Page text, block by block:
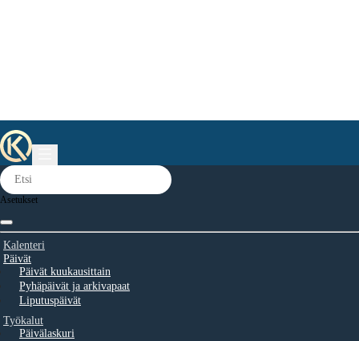
Asetukset
Kalenteri
Päivät
Päivät kuukausittain
Pyhäpäivät ja arkivapaat
Liputuspäivät
Työkalut
Päivälaskuri